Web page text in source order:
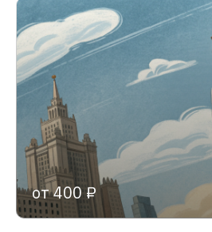
от 400 ₽